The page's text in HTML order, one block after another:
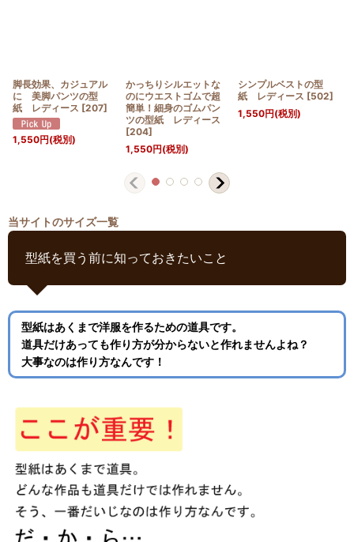
脚長効果、カジュアル
に 美脚パンツの型
紙 レディース [207]
1,550円(税別)
かっちりシルエットな
のにウエストゴムで超
簡単！細身のゴムパン
ツの型紙 レディース
[204]
1,550円(税別)
シンプルベストの型
紙 レディース [502]
1,550円(税別)
当サイトのサイズ一覧
型紙を買う前に知っておきたいこと
型紙はあくまで洋服を作るための道具です。
道具だけあっても作り方が分からないと作れませんよね？
大事なのは作り方なんです！